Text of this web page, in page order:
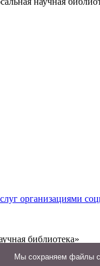
организациями
библиотека»
Мы cохраняем файлы